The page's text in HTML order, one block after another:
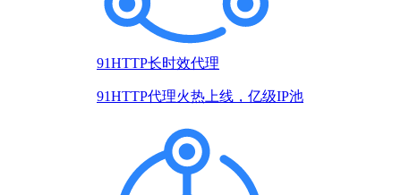
91HTTP长时效代理
91HTTP代理火热上线，亿级IP池